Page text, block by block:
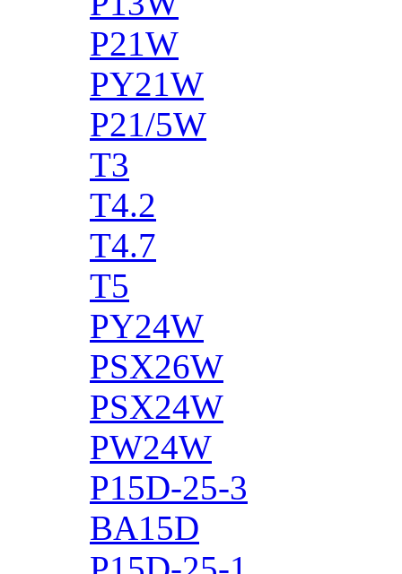
P21W
PY21W
P21/5W
T3
T4.2
T4.7
T5
PY24W
PSX26W
PSX24W
PW24W
P15D-25-3
BA15D